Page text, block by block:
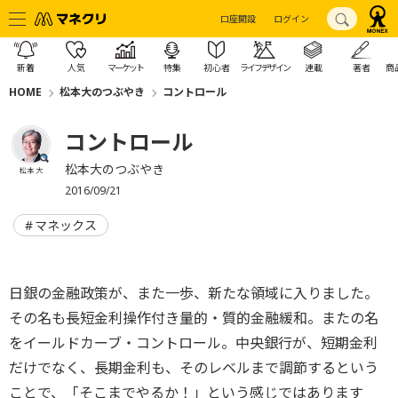
口座開設 ログイン
新着 人気 マーケット 特集 初心者 ライフデザイン 連載 著者 商
HOME 松本大のつぶやき コントロール
松本 大
コントロール
松本大のつぶやき
2016/09/21
マネックス
日銀の金融政策が、また一歩、新たな領域に入りました。
その名も長短金利操作付き量的・質的金融緩和。またの名
をイールドカーブ・コントロール。中央銀行が、短期金利
だけでなく、長期金利も、そのレベルまで調節するという
ことで、「そこまでやるか！」という感じではあります